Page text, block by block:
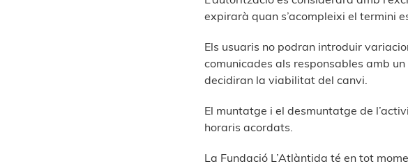
expirarà quan s’acompleixi el termini
Els usuaris no podran introduir
comunicades als responsables amb
decidiran la viabilitat del canvi.
El muntatge i el desmuntatge de
horaris acordats.
La Fundació L’Atlàntida té en tot